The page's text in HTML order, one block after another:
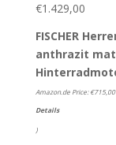
€1.429,00
FISCHER
anthrazit
Amazon.de Price:€715,00
Details
)